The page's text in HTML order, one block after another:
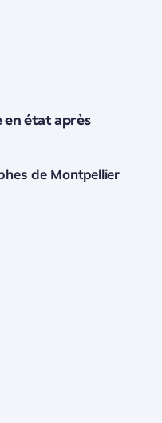
en état après
de Montpellier